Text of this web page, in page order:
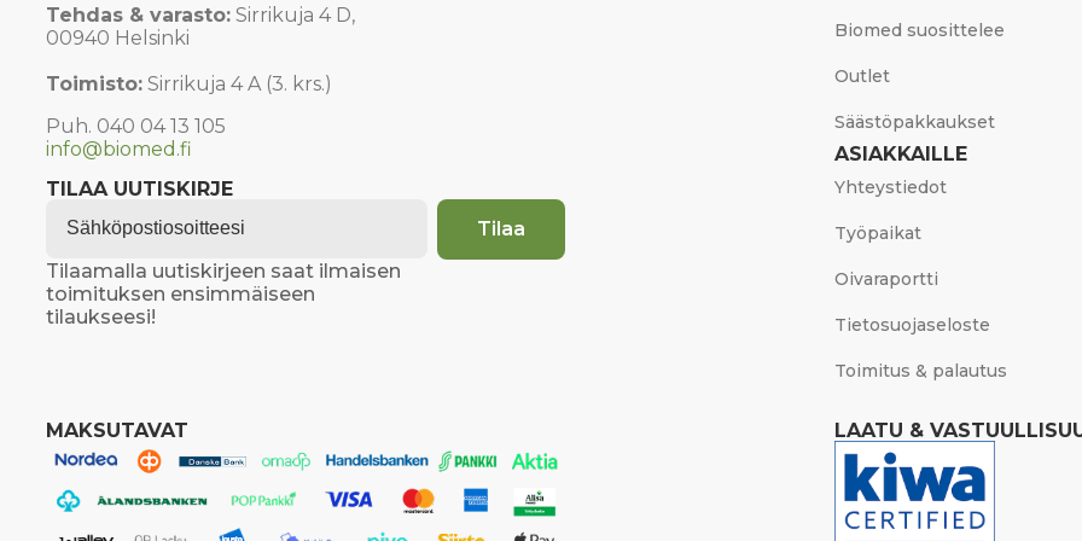
Tehdas & varasto:Sirrikuja 4 D,
00940 Helsinki
Toimisto:Sirrikuja 4 A (3. krs.)
Puh. 040 04 13 105
info@biomed.fi
TILAA UUTISKIRJE
Tilaa
Tilaamalla uutiskirjeen saat ilmaisen
toimituksen ensimmäiseen
tilaukseesi!
Biomed suosittelee
Outlet
Säästöpakkaukset
ASIAKKAILLE
Yhteystiedot
Työpaikat
Oivaraportti
Tietosuojaseloste
Toimitus & palautus
MAKSUTAVAT LAATU &